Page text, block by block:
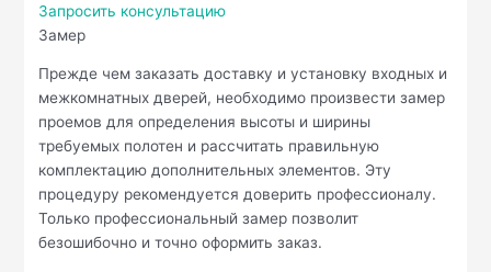
Запросить консультацию
Замер
Прежде чем заказать доставку и установку входных и
межкомнатных дверей, необходимо произвести замер
проемов для определения высоты и ширины
требуемых полотен и рассчитать правильную
комплектацию дополнительных элементов. Эту
процедуру рекомендуется доверить профессионалу.
Только профессиональный замер позволит
безошибочно и точно оформить заказ.